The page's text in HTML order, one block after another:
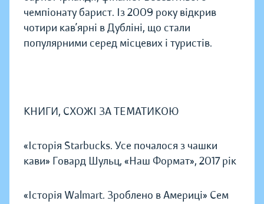
чемпіонату барист. Із 2009 року відкрив
чотири кав’ярні в Дубліні, що стали
популярними серед місцевих і туристів.
КНИГИ, СХОЖІ ЗА ТЕМАТИКОЮ
«Історія Starbucks. Усе почалося з чашки
кави» Говард Шульц, «Наш Формат», 2017 рік
«Історія Walmart. Зроблено в Америці» Сем